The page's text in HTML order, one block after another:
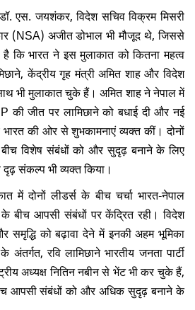
एस. जयशंकर, विदेश सचिव विक्रम मिसरी
(NSA) अजीत डोभाल भी मौजूद थे, जिससे
कि भारत ने इस मुलाकात को कितना महत्व
केंद्रीय गृह मंत्री अमित शाह और विदेश
भी मुलाकात चुके हैं। अमित शाह ने नेपाल में
की जीत पर लामिछाने को बधाई दी और नई
की ओर से शुभकामनाएं व्यक्त कीं। दोनों
विशेष संबंधों को और सुदृढ़ बनाने के लिए
संकल्प भी व्यक्त किया।
में दोनों लीडर्स के बीच चर्चा भारत-नेपाल
बीच आपसी संबंधों पर केंद्रित रही। विदेश
को बढ़ावा देने में इनकी अहम भूमिका
रवि लामिछाने भारतीय जनता पार्टी
अध्यक्ष नितिन नबीन से भेंट भी कर चुके हैं,
आपसी संबंधों को और अधिक सुदृढ़ बनाने के